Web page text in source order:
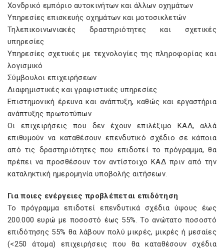
Χονδρικό εμπόριο αυτοκινήτων και άλλων οχημάτων
Υπηρεσίες επισκευής οχημάτων και μοτοσικλετών
Τηλεπικοινωνιακές δραστηριότητες και σχετικές
υπηρεσίες
Υπηρεσίες σχετικές με τεχνολογίες της πληροφορίας και
λογισμικό
Σύμβουλοι επιχειρήσεων
Διαφημιστικές και γραφιστικές υπηρεσίες
Επιστημονική έρευνα και ανάπτυξη, καθώς και εργαστήρια
ανάπτυξης πρωτοτύπων
Οι επιχειρήσεις που δεν έχουν επιλέξιμο ΚΑΔ, αλλά
επιθυμούν να καταθέσουν επενδυτικό σχέδιο σε κάποια
από τις δραστηριότητες που επιδοτεί το πρόγραμμα, θα
πρέπει να προσθέσουν τον αντίστοιχο ΚΑΔ πριν από την
καταληκτική ημερομηνία υποβολής αιτήσεων.
Για ποιες ενέργειες προβλέπεται επιδότηση
Το πρόγραμμα επιδοτεί επενδυτικά σχέδια ύψους έως
200.000 ευρώ με ποσοστό έως 55%. Το ανώτατο ποσοστό
επιδότησης 55% θα λάβουν πολύ μικρές, μικρές ή μεσαίες
(<250 άτομα) επιχειρήσεις που θα καταθέσουν σχέδια